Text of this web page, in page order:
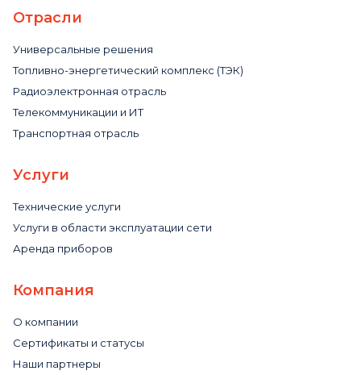
Отрасли
Универсальные решения
Топливно-энергетический комплекс (ТЭК)
Радиоэлектронная отрасль
Телекоммуникации и ИТ
Транспортная отрасль
Услуги
Технические услуги
Услуги в области эксплуатации сети
Аренда приборов
Компания
О компании
Сертификаты и статусы
Наши партнеры